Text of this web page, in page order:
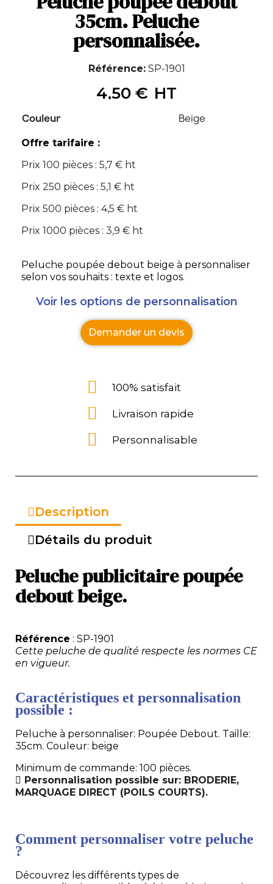
35cm. Peluche
personnalisée.
Référence SP-1901
4,50 € HT
Couleur Beige
Offre tarifaire :
Prix 100 pièces : 5,7 € ht
Prix 250 pièces : 5,1 € ht
Prix 500 pièces : 4,5 € ht
Prix 1000 pièces : 3,9 € ht
Peluche poupée debout beige à personnaliser
selon vos souhaits : texte et logos.
Voir les options de personnalisation
Demander un devis
100% satisfait
Livraison rapide
Personnalisable
Description
Détails du produit
Peluche publicitaire poupée
debout beige.
Référence : SP-1901
Cette peluche de qualité respecte les normes CE
en vigueur.
Caractéristiques et personnalisation
possible :
Peluche à personnaliser: Poupée Debout. Taille:
35cm. Couleur: beige
Minimum de commande: 100 pièces.
Personnalisation possible sur: BRODERIE,
MARQUAGE DIRECT (POILS COURTS).
Comment personnaliser votre peluche
?
Découvrez les différents types de